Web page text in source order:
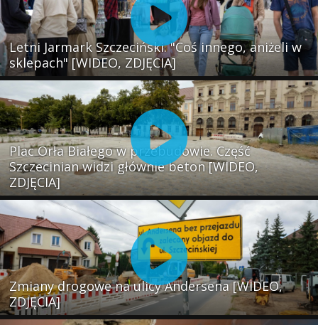
Letni Jarmark Szczeciński. "Coś innego, aniżeli w
sklepach" [WIDEO, ZDJĘCIA]
Plac Orła Białego w przebudowie. Część
Szczecinian widzi głównie beton [WIDEO,
ZDJĘCIA]
Zmiany drogowe na ulicy Andersena [WIDEO,
ZDJĘCIA]